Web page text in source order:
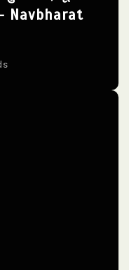
– Navbharat